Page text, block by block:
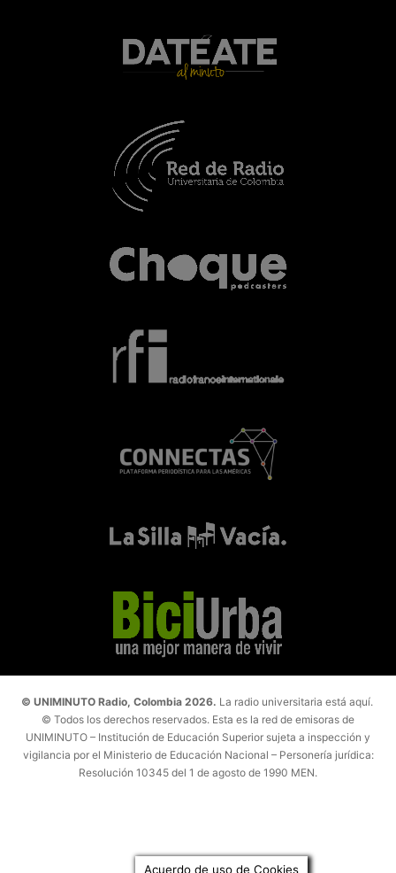
© UNIMINUTO Radio, Colombia 2026. La radio universitaria está aquí.
© Todos los derechos reservados. Esta es la red de emisoras de
UNIMINUTO – Institución de Educación Superior sujeta a inspección y
vigilancia por el Ministerio de Educación Nacional – Personería jurídica:
Resolución 10345 del 1 de agosto de 1990 MEN.
Acuerdo de uso de Cookies